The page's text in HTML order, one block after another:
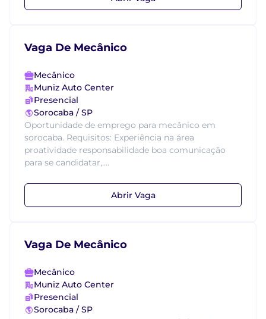
Vaga De Mecânico
Mecânico
Muniz Auto Center
Presencial
Sorocaba / SP
Oportunidade de emprego para mecânico em
sorocaba. Requisitos: Experiência na área
proatividade responsabilidade boa comunicação
para se candidatar,....
Abrir Vaga
Vaga De Mecânico
Mecânico
Muniz Auto Center
Presencial
Sorocaba / SP